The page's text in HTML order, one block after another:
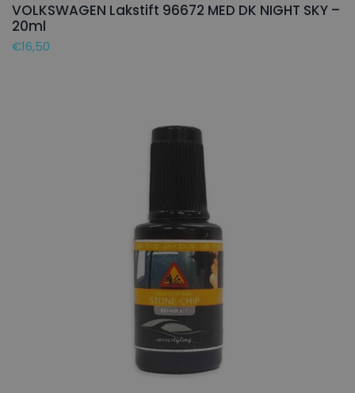
VOLKSWAGEN Lakstift 96672 MED DK NIGHT SKY –
20ml
€16,50